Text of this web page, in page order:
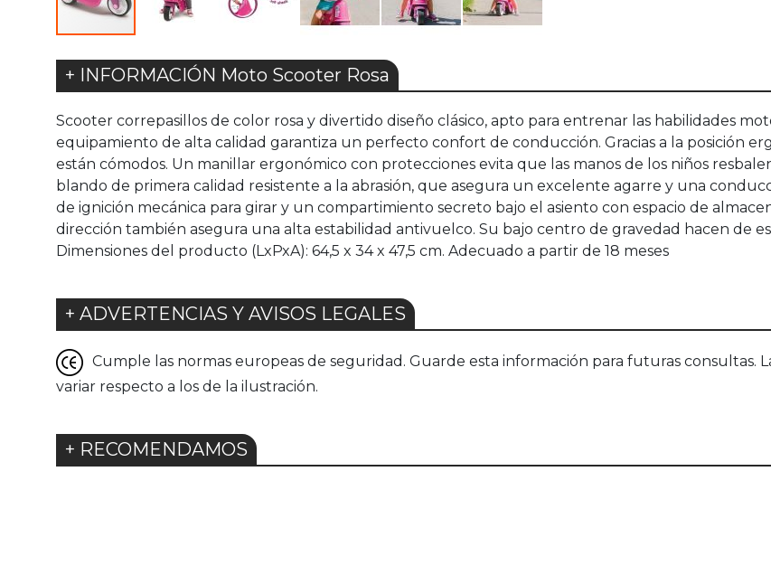
+ INFORMACIÓN Moto Scooter Rosa
Scooter correpasillos de color rosa y divertido diseño clásico, apto para entrenar las habilidades
equipamiento de alta calidad garantiza un perfecto confort de conducción. Gracias a la posición
están cómodos. Un manillar ergonómico con protecciones evita que las manos de los niños
blando de primera calidad resistente a la abrasión, que asegura un excelente agarre y una
de ignición mecánica para girar y un compartimiento secreto bajo el asiento con espacio de
dirección también asegura una alta estabilidad antivuelco. Su bajo centro de gravedad hacen de
Dimensiones del producto (LxPxA): 64,5 x 34 x 47,5 cm. Adecuado a partir de 18 meses
+ ADVERTENCIAS Y AVISOS LEGALES
Cumple las normas europeas de seguridad. Guarde esta información para futuras consultas.
variar respecto a los de la ilustración.
+ RECOMENDAMOS